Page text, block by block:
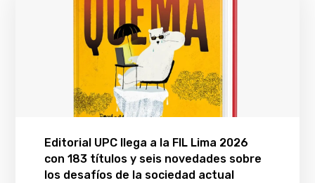
Editorial UPC llega a la FIL Lima 2026
con 183 títulos y seis novedades sobre
los desafíos de la sociedad actual